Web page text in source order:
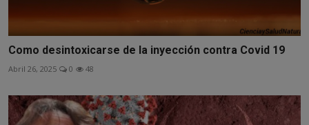
Como desintoxicarse de la inyección contra Covid 19
Abril 26, 2025 0 48